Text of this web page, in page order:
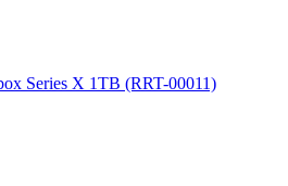
Series X 1TB (RRT-00011)